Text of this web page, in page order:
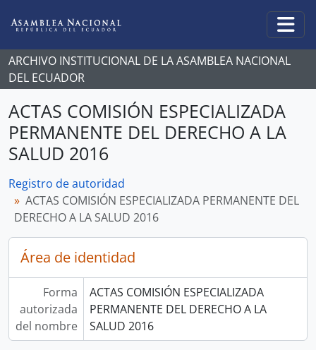
ARCHIVO INSTITUCIONAL DE LA ASAMBLEA NACIONAL
DEL ECUADOR
ACTAS COMISIÓN ESPECIALIZADA
PERMANENTE DEL DERECHO A LA
SALUD 2016
Registro de autoridad
ACTAS COMISIÓN ESPECIALIZADA PERMANENTE DEL
DERECHO A LA SALUD 2016
Área de identidad
Forma
autorizada
del nombre
ACTAS COMISIÓN ESPECIALIZADA
PERMANENTE DEL DERECHO A LA
SALUD 2016